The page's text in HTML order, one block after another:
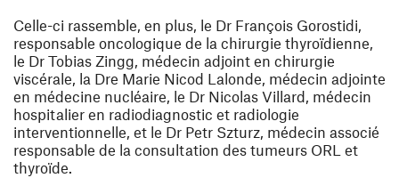
Celle-ci rassemble, en plus, le Dr François Gorostidi,
responsable oncologique de la chirurgie thyroïdienne,
le Dr Tobias Zingg, médecin adjoint en chirurgie
viscérale, la Dre Marie Nicod Lalonde, médecin adjointe
en médecine nucléaire, le Dr Nicolas Villard, médecin
hospitalier en radiodiagnostic et radiologie
interventionnelle, et le Dr Petr Szturz, médecin associé
responsable de la consultation des tumeurs ORL et
thyroïde.